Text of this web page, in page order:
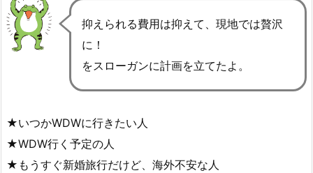
抑えられる費用は抑えて、現地では贅沢
に！
をスローガンに計画を立てたよ。
★いつかWDWに行きたい人
★WDW行く予定の人
★もうすぐ新婚旅行だけど、海外不安な人